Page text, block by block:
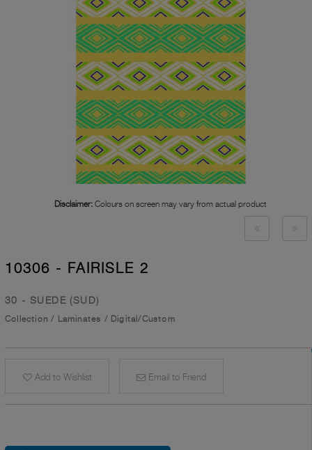
Disclaimer: Colours on screen may vary from actual product
10306 - FAIRISLE 2
30 - SUEDE (SUD)
Collection / Laminates / Digital/Custom
Add to Wishlist Email to Friend